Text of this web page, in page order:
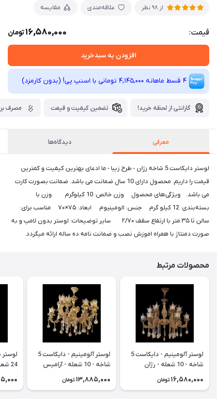
از 98 نظر علاقه‌مندی مقایسه
قیمت: 16,580,000تومان
افزودن به سبدخرید
4 قسط ماهانه 4,145,000 تومانی با اسنپ ‌پی! (بدون کارمزد)
گارانتی از لحظه خرید! تضمین کیفیت و قیمت مصرف
معرفی دیدگاه‌ها
لوستر دایکاست 5 شاخه رژان - طرح زیبا - ما ادعای بهترین کیفیت و کمترین
قیمت را داریم. محصول دارای 10 سال ضمانت می باشد. ضمانت بصورت کارت
می باشد. ویژگی‌های محصول وزن خالص: 10 کیلوگرم وزن با
بسته‌بندی: 12 کیلو گرم جنس: الومینیوم ابعاد: ۷۵×۷۰ مناسب برای:
سالن تا ۳۵ متر با ارتفاع سقف ۲/۷۰ سایر توضیحات: لوستر بدون لامپ و به
صورت دمنتاژ با همراه اموزش نصب و ضمانت نامه ده ساله ارائه میگردد.
محصولات مرتبط
لوستر آلومینیم - دایکاست 5
شاخه - 10 شعله - رژان
16,580,000 تومان
لوستر آلومینیم - دایکاست 5
شاخه - 10 شعله - آرامیس
13,885,000 تومان
24 شعله) شاخه گل ناز